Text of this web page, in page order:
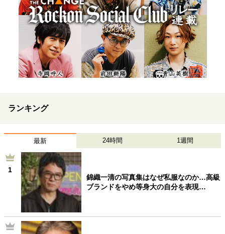
ランキング
最新 24時間 1週間
1
錦織一清の写真集はなぜ私服なのか…高級
ブランドをやめ等身大の自分を表現…